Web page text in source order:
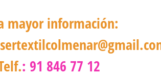
mayor información:
: 91 846 77 12